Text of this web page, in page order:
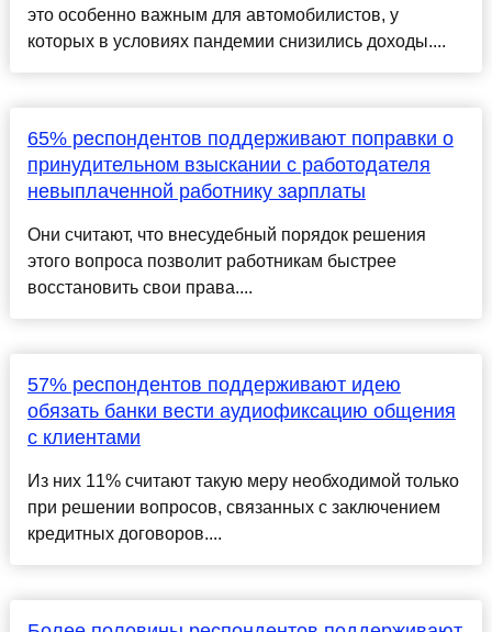
это особенно важным для автомобилистов, у
которых в условиях пандемии снизились доходы....
65% респондентов поддерживают поправки о
принудительном взыскании с работодателя
невыплаченной работнику зарплаты
Они считают, что внесудебный порядок решения
этого вопроса позволит работникам быстрее
восстановить свои права....
57% респондентов поддерживают идею
обязать банки вести аудиофиксацию общения
с клиентами
Из них 11% считают такую меру необходимой только
при решении вопросов, связанных с заключением
кредитных договоров....